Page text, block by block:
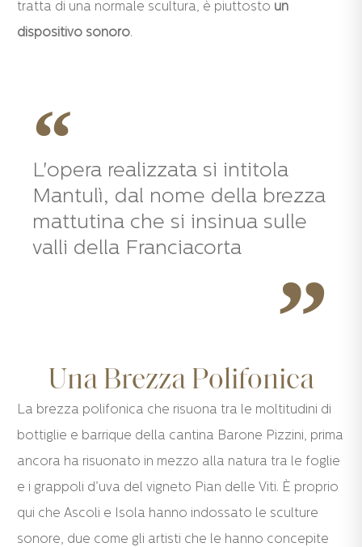
tratta di una normale scultura, è piuttosto un
dispositivo sonoro.
L'opera realizzata si intitola
Mantulì, dal nome della brezza
mattutina che si insinua sulle
valli della Franciacorta
Una Brezza Polifonica
La brezza polifonica che risuona tra le moltitudini di
bottiglie e barrique della cantina Barone Pizzini, prima
ancora ha risuonato in mezzo alla natura tra le foglie
e i grappoli d’uva del vigneto Pian delle Viti. È proprio
qui che Ascoli e Isola hanno indossato le sculture
sonore, due come gli artisti che le hanno concepite